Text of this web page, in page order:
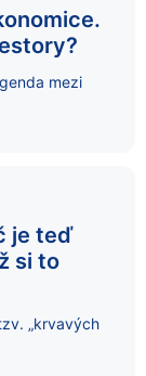
mezi
je teď
si to
„krvavých